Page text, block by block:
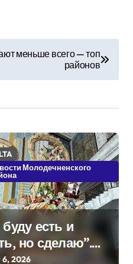
меньше всего — топ
районов
Молодечненского
есть и
но сделаю”.
из
6, 2026